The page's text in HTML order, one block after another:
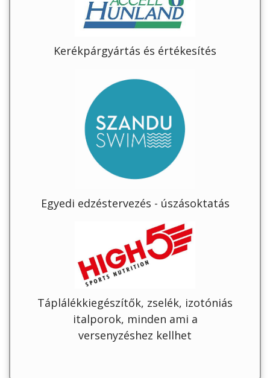
Kerékpárgyártás és értékesítés
Egyedi edzéstervezés - úszásoktatás
Táplálékkiegészítők, zselék, izotóniás
italporok, minden ami a
versenyzéshez kellhet